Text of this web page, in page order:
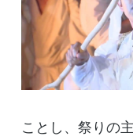
ことし、祭りの